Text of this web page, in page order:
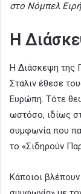
στο Νόμπελ
Η
Η Διάσκεψη της
Στάλιν έθεσε
Ευρώπη. Τότε
ωστόσο, ιδίως
συμφωνία που
το «Σιδηρούν
Κάποιοι